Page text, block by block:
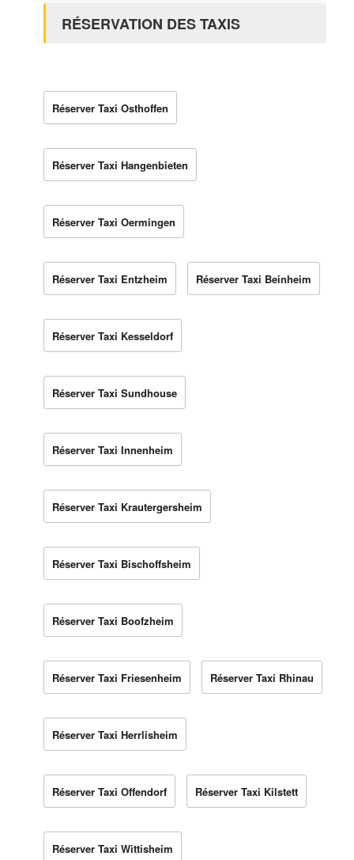
RÉSERVATION DES TAXIS
Réserver Taxi Osthoffen
Réserver Taxi Hangenbieten
Réserver Taxi Oermingen
Réserver Taxi Entzheim Réserver Taxi Beinheim
Réserver Taxi Kesseldorf
Réserver Taxi Sundhouse
Réserver Taxi Innenheim
Réserver Taxi Krautergersheim
Réserver Taxi Bischoffsheim
Réserver Taxi Boofzheim
Réserver Taxi Friesenheim Réserver Taxi Rhinau
Réserver Taxi Herrlisheim
Réserver Taxi Offendorf Réserver Taxi Kilstett
Réserver Taxi Wittisheim